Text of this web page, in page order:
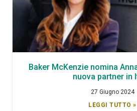
Baker McKenzie nomina
nuova partner in
27 Giugno 2024
LEGGI TUTTO »